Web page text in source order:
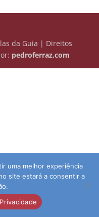
da Guia | Direitos
pedroferraz.com
uma melhor experiência
site estará a consentir a